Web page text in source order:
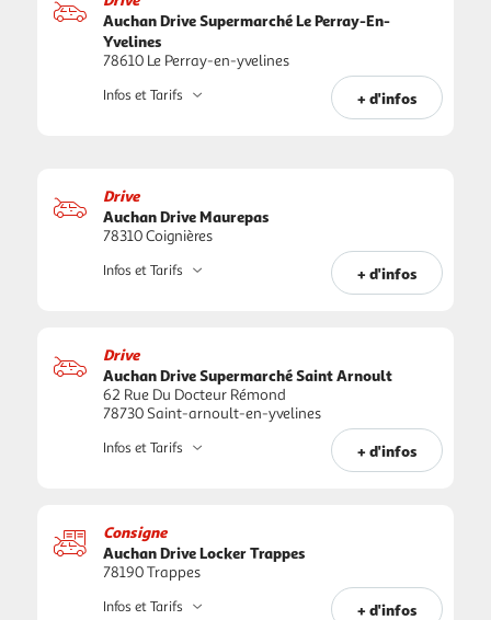
Auchan Drive Supermarché Le Perray-En-
Yvelines
78610 Le Perray-en-yvelines
+ d'infos
Infos et Tarifs
Drive
Auchan Drive Maurepas
78310 Coignières
+ d'infos
Infos et Tarifs
Drive
Auchan Drive Supermarché Saint Arnoult
62 Rue Du Docteur Rémond
78730 Saint-arnoult-en-yvelines
+ d'infos
Infos et Tarifs
Consigne
Auchan Drive Locker Trappes
78190 Trappes
+ d'infos
Infos et Tarifs